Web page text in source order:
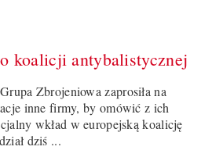
koalicji antybalistycznej
Zbrojeniowa zaprosiła na
inne firmy, by omówić z ich
wkład w europejską koalicję
dziś ...